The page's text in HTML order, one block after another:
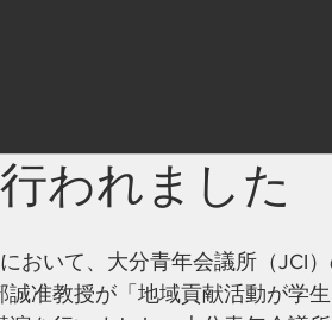
われました
おいて、大分青年会議所（JCI
准教授が「地域貢献活動が学